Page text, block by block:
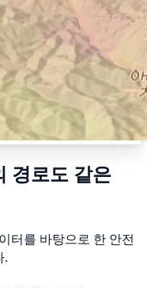
경로도 같은
터를 바탕으로 한 안전
.